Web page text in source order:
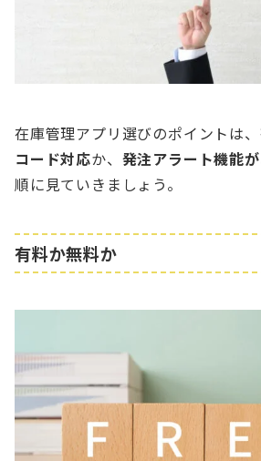
在庫管理アプリ選びのポイントは、
コード対応か、 発注アラート機能
順に見ていきましょう。
有料か無料か